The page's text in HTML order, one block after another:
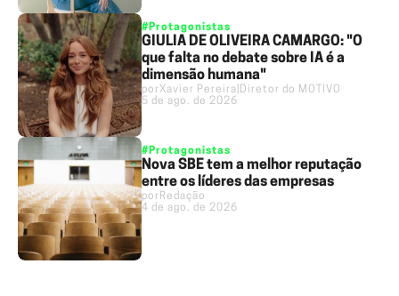
#Protagonistas
GIULIA DE OLIVEIRA CAMARGO: "O
que falta no debate sobre IA é a
dimensão humana"
porXavier Pereira Diretor do MOTIVO
5 de ago. de 2026
#Protagonistas
Nova SBE tem a melhor reputação
entre os líderes das empresas
por Redação
4 de ago. de 2026